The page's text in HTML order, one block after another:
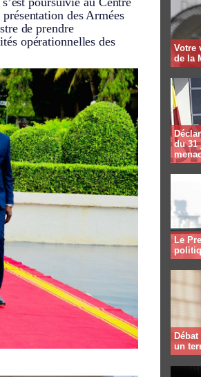
des Armées
de prendre
opérationnelles des
Votre
de la
du 31
Le
un